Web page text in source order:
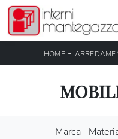
HOME-
Marca